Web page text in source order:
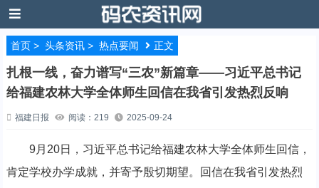
首页> 头条资讯> 热点要闻 正文
扎根一线，奋力谱写“三农”新篇章——习近平总书记
给福建农林大学全体师生回信在我省引发热烈反响
福建日报 阅读：219 2025-09-24
9月20日，习近平总书记给福建农林大学全体师生回信，
肯定学校办学成就，并寄予殷切期望。回信在我省引发热烈